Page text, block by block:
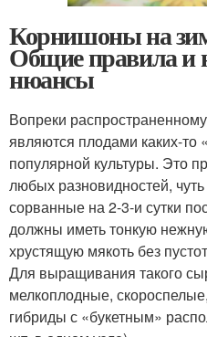
Корнишоны на
Общие правила и
нюансы
Вопреки
являются плодами каких-то
популярной культуры. Это
любых разновидностей,
сорванные на 2-3-и сутки
должны иметь тонкую
хрустящую мякоть без
Для выращивания такого
мелкоплодные,
гибриды с «букетным»